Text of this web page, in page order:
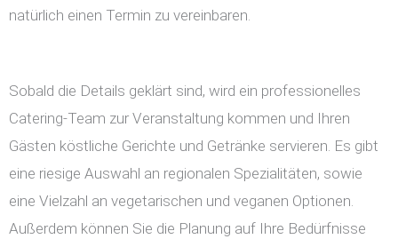
natürlich einen Termin zu vereinbaren.
Sobald die Details geklärt sind, wird ein professionelles
Catering-Team zur Veranstaltung kommen und Ihren
Gästen köstliche Gerichte und Getränke servieren. Es gibt
eine riesige Auswahl an regionalen Spezialitäten, sowie
eine Vielzahl an vegetarischen und veganen Optionen.
Außerdem können Sie die Planung auf Ihre Bedürfnisse